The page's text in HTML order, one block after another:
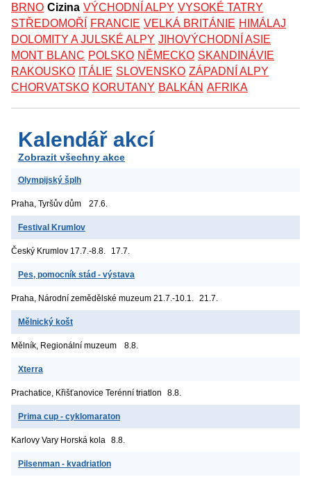
BRNO Cizina VÝCHODNÍ ALPY VYSOKÉ TATRY
STŘEDOMOŘÍ
FRANCIE VELKÁ BRITÁNIE HIMÁLAJ
DOLOMITY A JULSKÉ ALPY JIHOVÝCHODNÍ ASIE
MONT BLANC POLSKO NĚMECKO SKANDINÁVIE
RAKOUSKO ITÁLIE SLOVENSKO ZÁPADNÍ ALPY
CHORVATSKO KORUTANY BALKÁN AFRIKA
Kalendář akcí
Zobrazit všechny akce
Olympijský šplh
Praha, Tyršův dům 27.6.
Festival Krumlov
Český Krumlov 17.7.-8.8. 17.7.
Pes, pomocník stád - výstava
Praha, Národní zemědělské muzeum 21.7.-10.1. 21.7.
Mělnický košt
Mělník, Regionální muzeum 8.8.
Xterra
Prachatice, Křišťanovice Terénní triatlon 8.8.
Prima cup - cyklomaraton
Karlovy Vary Horská kola 8.8.
Pilsenman - kvadriatlon